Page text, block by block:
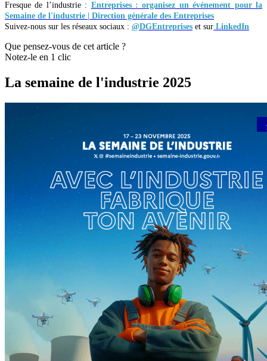
Fresque de l’industrie : Entreprises : organisez un événement pour la
Semaine de l'industrie | Direction générale des Entreprises
Suivez-nous sur les réseaux sociaux : @DGEntreprises et sur LinkedIn
Que pensez-vous de cet article ?
Notez-le en 1 clic
La semaine de l'industrie 2025